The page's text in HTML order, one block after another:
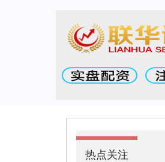
热点关注